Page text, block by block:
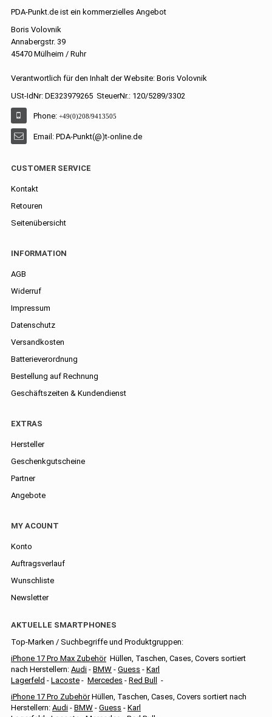
PDA-Punkt.de ist ein kommerzielles Angebot
Boris Volovnik
Annabergstr. 39
45470 Mülheim / Ruhr
Verantwortlich für den Inhalt der Website: Boris Volovnik
USt-IdNr: DE323979265 SteuerNr.: 120/5289/3302
Phone: +49(0)208/9413505
Email: PDA-Punkt(@)t-online.de
CUSTOMER SERVICE
Kontakt
Retouren
Seitenübersicht
INFORMATION
AGB
Widerruf
Impressum
Datenschutz
Versandkosten
Batterieverordnung
Bestellung auf Rechnung
Geschäftszeiten & Kundendienst
EXTRAS
Hersteller
Geschenkgutscheine
Partner
Angebote
MY ACOUNT
Konto
Auftragsverlauf
Wunschliste
Newsletter
AKTUELLE SMARTPHONES
Top-Marken / Suchbegriffe und Produktgruppen:
iPhone 17 Pro Max ZubehörHüllen, Taschen, Cases, Covers sortiert
nach Herstellern: Audi - BMW - Guess - Karl
Lagerfeld - Lacoste - Mercedes - Red Bull
-
iPhone 17 Pro ZubehörHüllen, Taschen, Cases, Covers sortiert nach
Herstellern: Audi - BMW - Guess - Karl